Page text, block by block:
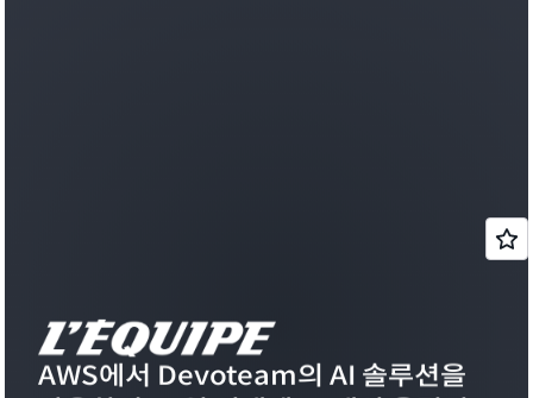
AWS에서 Devoteam의 AI 솔루션을